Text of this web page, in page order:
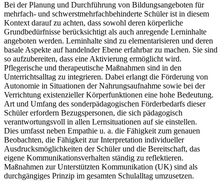
Bei der Planung und Durchführung von Bildungsangeboten für
mehrfach- und schwerstmehrfachbehinderte Schüler ist in diesem
Kontext darauf zu achten, dass sowohl deren körperliche
Grundbedürfnisse berücksichtigt als auch anregende Lerninhalte
angeboten werden. Lerninhalte sind zu elementarisieren und deren
basale Aspekte auf handelnder Ebene erfahrbar zu machen. Sie sind
so aufzubereiten, dass eine Aktivierung ermöglicht wird.
Pflegerische und therapeutische Maßnahmen sind in den
Unterrichtsalltag zu integrieren. Dabei erlangt die Förderung von
Autonomie in Situationen der Nahrungsaufnahme sowie bei der
Verrichtung existenzieller Körperfunktionen eine hohe Bedeutung.
Art und Umfang des sonderpädagogischen Förderbedarfs dieser
Schüler erfordern Bezugspersonen, die sich pädagogisch
verantwortungsvoll in allen Lernsituationen auf sie einstellen.
Dies umfasst neben Empathie u. a. die Fähigkeit zum genauen
Beobachten, die Fähigkeit zur Interpretation individueller
Ausdrucksmöglichkeiten der Schüler und die Bereitschaft, das
eigene Kommunikationsverhalten ständig zu reflektieren.
Maßnahmen zur Unterstützten Kommunikation (UK) sind als
durchgängiges Prinzip im gesamten Schulalltag umzusetzen.